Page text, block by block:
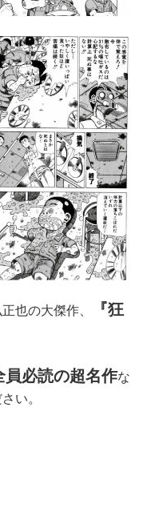
也の大傑作、
『狂
員必読の超名作な
い。